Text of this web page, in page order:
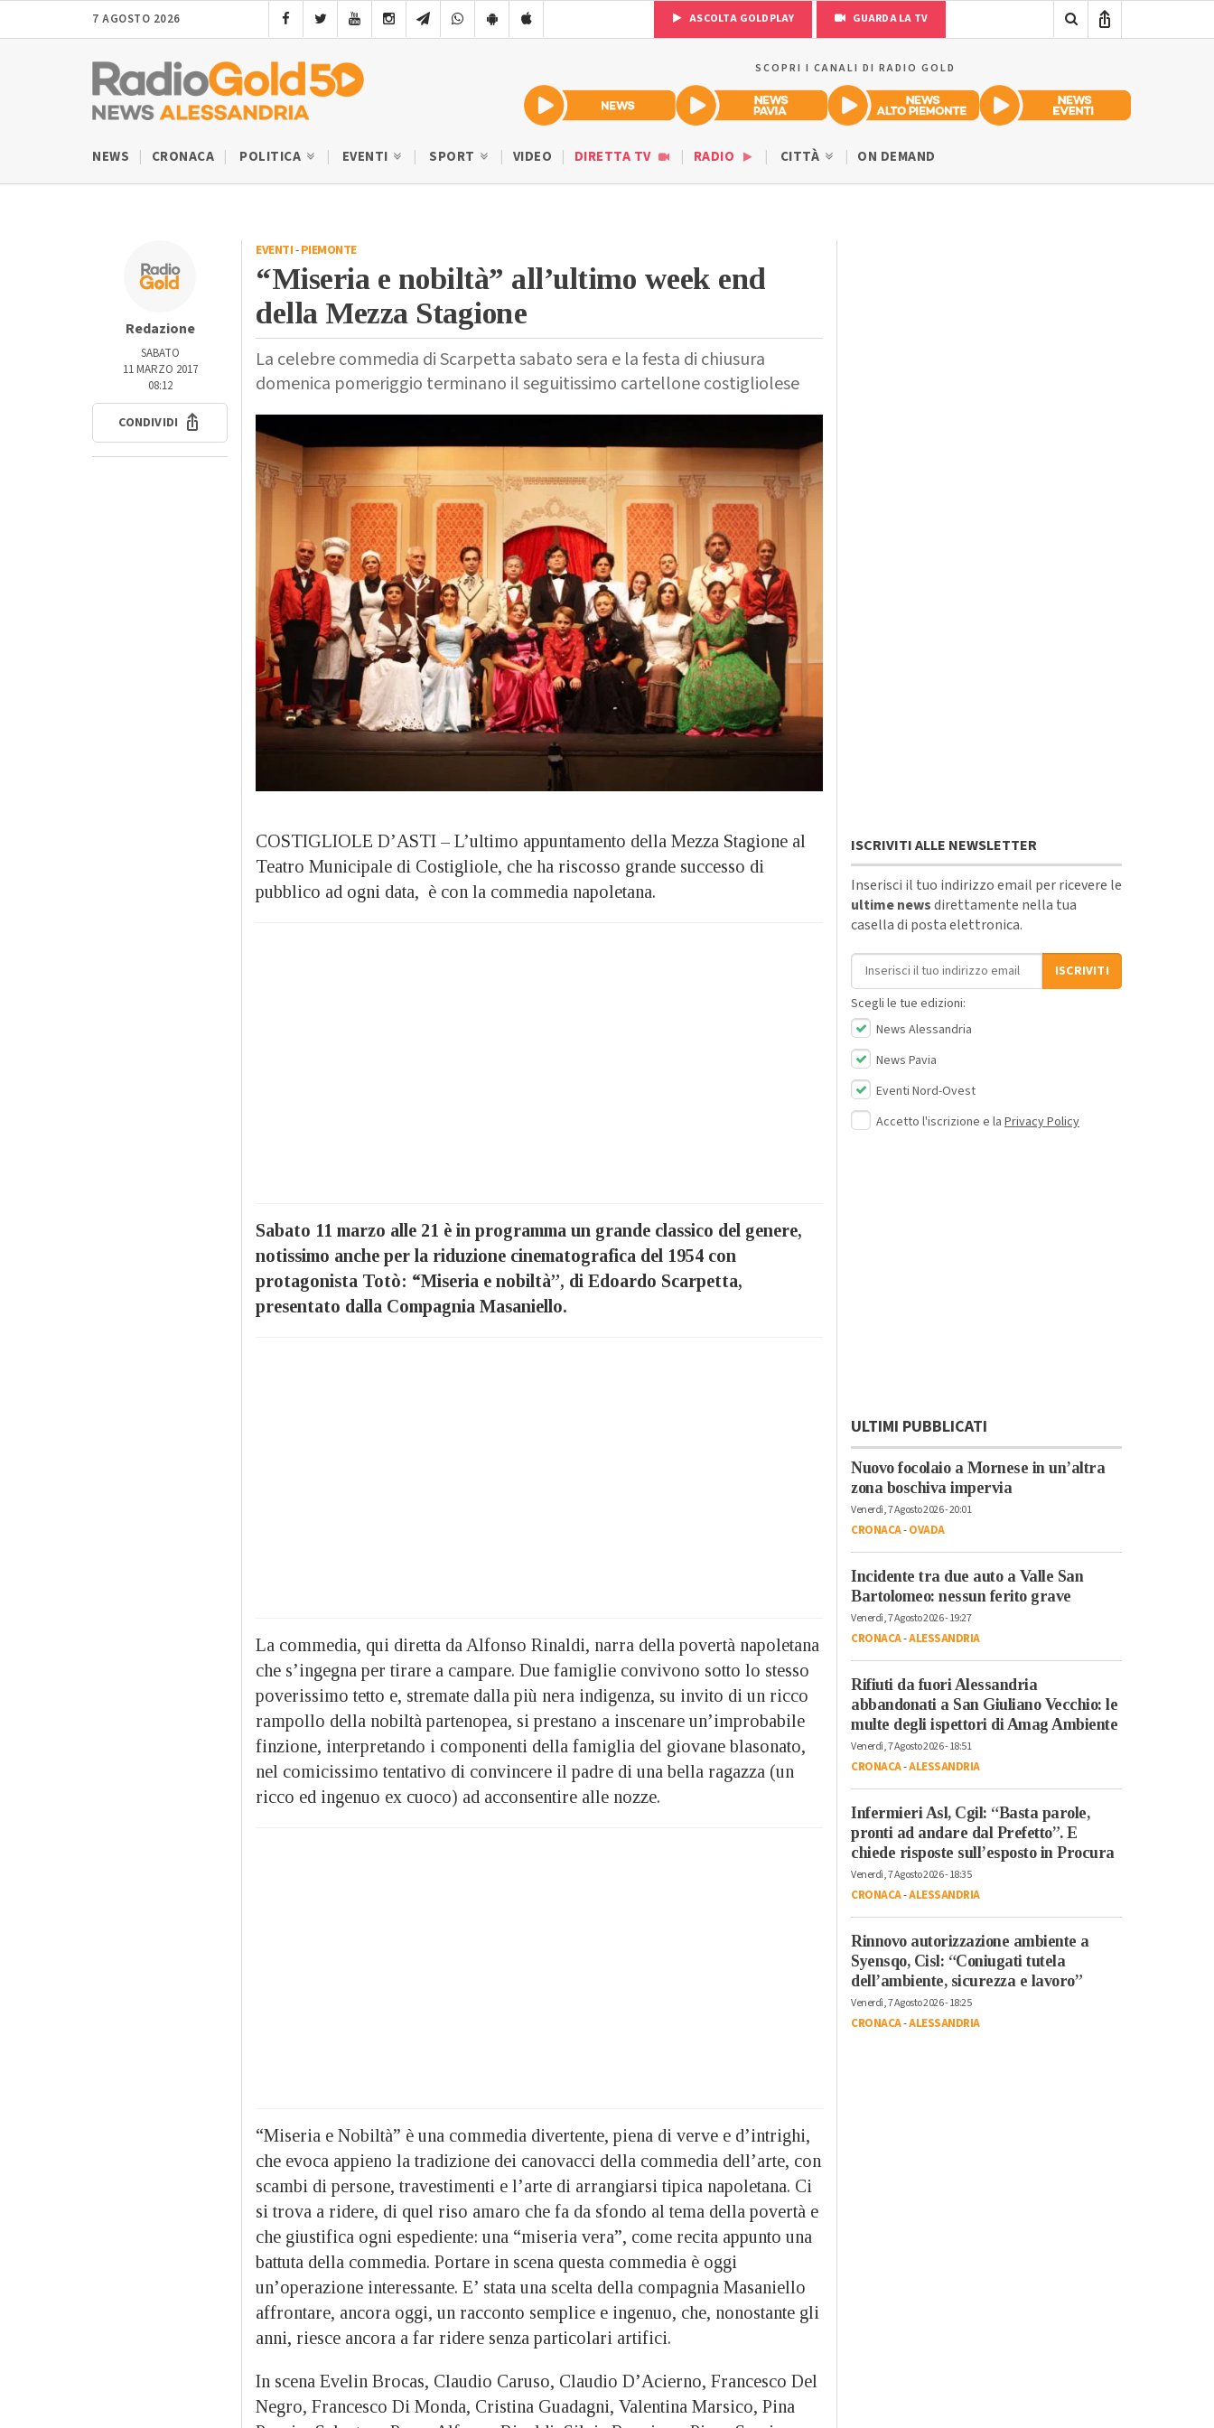
7 AGOSTO 2026 ASCOLTA GOLDPLAY GUARDA LA TV
SCOPRI I CANALI DI RADIO GOLD
NEWS CRONACA POLITICA EVENTI SPORT VIDEO DIRETTA TV RADIO CITTÀ ON DEMAND
Redazione
SABATO
11 MARZO 2017
08:12
CONDIVIDI
EVENTI-PIEMONTE
“Miseria e nobiltà” all’ultimo week end
della Mezza Stagione
La celebre commedia di Scarpetta sabato sera e la festa di chiusura
domenica pomeriggio terminano il seguitissimo cartellone costigliolese
COSTIGLIOLE D’ASTI – L’ultimo appuntamento della Mezza Stagione al
Teatro Municipale di Costigliole, che ha riscosso grande successo di
pubblico ad ogni data, è con la commedia napoletana.
Sabato 11 marzo alle 21 è in programma un grande classico del genere,
notissimo anche per la riduzione cinematografica del 1954 con
protagonista Totò: “Miseria e nobiltà”, di Edoardo Scarpetta,
presentato dalla Compagnia Masaniello.
La commedia, qui diretta da Alfonso Rinaldi, narra della povertà napoletana
che s’ingegna per tirare a campare. Due famiglie convivono sotto lo stesso
poverissimo tetto e, stremate dalla più nera indigenza, su invito di un ricco
rampollo della nobiltà partenopea, si prestano a inscenare un’improbabile
finzione, interpretando i componenti della famiglia del giovane blasonato,
nel comicissimo tentativo di convincere il padre di una bella ragazza (un
ricco ed ingenuo ex cuoco) ad acconsentire alle nozze.
“Miseria e Nobiltà” è una commedia divertente, piena di verve e d’intrighi,
che evoca appieno la tradizione dei canovacci della commedia dell’arte, con
scambi di persone, travestimenti e l’arte di arrangiarsi tipica napoletana. Ci
si trova a ridere, di quel riso amaro che fa da sfondo al tema della povertà e
che giustifica ogni espediente: una “miseria vera”, come recita appunto una
battuta della commedia. Portare in scena questa commedia è oggi
un’operazione interessante. E’ stata una scelta della compagnia Masaniello
affrontare, ancora oggi, un racconto semplice e ingenuo, che, nonostante gli
anni, riesce ancora a far ridere senza particolari artifici.
In scena Evelin Brocas, Claudio Caruso, Claudio D’Acierno, Francesco Del
Negro, Francesco Di Monda, Cristina Guadagni, Valentina Marsico, Pina
ISCRIVITI ALLE NEWSLETTER
Inserisci il tuo indirizzo email per ricevere le
ultime newsdirettamente nella tua
casella di posta elettronica.
Indirizzo email
ISCRIVITI
Scegli le tue edizioni:
News Alessandria
News Pavia
Eventi Nord-Ovest
Accetto l'iscrizione e la Privacy Policy
ULTIMI PUBBLICATI
Nuovo focolaio a Mornese in un’altra
zona boschiva impervia
Venerdì, 7 Agosto 2026 - 20:01
CRONACA-OVADA
Incidente tra due auto a Valle San
Bartolomeo: nessun ferito grave
Venerdì, 7 Agosto 2026 - 19:27
CRONACA-ALESSANDRIA
Rifiuti da fuori Alessandria
abbandonati a San Giuliano Vecchio: le
multe degli ispettori di Amag Ambiente
Venerdì, 7 Agosto 2026 - 18:51
CRONACA-ALESSANDRIA
Infermieri Asl, Cgil: “Basta parole,
pronti ad andare dal Prefetto”. E
chiede risposte sull’esposto in Procura
Venerdì, 7 Agosto 2026 - 18:35
CRONACA-ALESSANDRIA
Rinnovo autorizzazione ambiente a
Syensqo, Cisl: “Coniugati tutela
dell’ambiente, sicurezza e lavoro”
Venerdì, 7 Agosto 2026 - 18:25
CRONACA-ALESSANDRIA